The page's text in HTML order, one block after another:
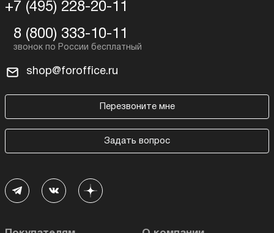
+7 (495) 228-20-11
8 (800) 333-10-11
shop@foroffice.ru
Перезвоните мне
Задать вопрос